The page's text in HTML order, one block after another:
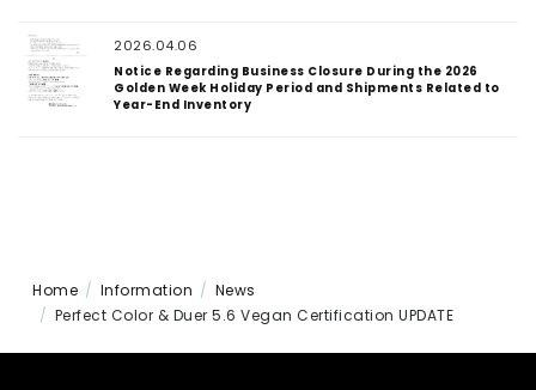
2026.04.06
Notice Regarding Business Closure During the 2026
Golden Week Holiday Period and Shipments Related to
Year-End Inventory
Home Information
News
Perfect Color & Duer 5.6 Vegan Certification UPDATE